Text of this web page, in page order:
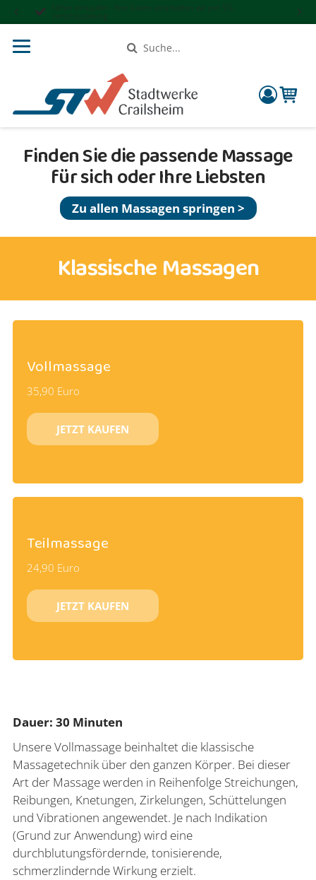
Sicher einkaufen: Ihre Daten verarbeiten wir per SSL
Verschlüsselung
Finden Sie die passende Massage
für sich oder Ihre Liebsten
Zu allen Massagen springen >
Klassische Massagen
Vollmassage
35,90 Euro
JETZT KAUFEN
Teilmassage
24,90 Euro
JETZT KAUFEN
Dauer: 30 Minuten
Unsere Vollmassage beinhaltet die klassische
Massagetechnik über den ganzen Körper. Bei dieser
Art der Massage werden in Reihenfolge Streichungen,
Reibungen, Knetungen, Zirkelungen, Schüttelungen
und Vibrationen angewendet. Je nach Indikation
(Grund zur Anwendung) wird eine
durchblutungsfördernde, tonisierende,
schmerzlindernde Wirkung erzielt.